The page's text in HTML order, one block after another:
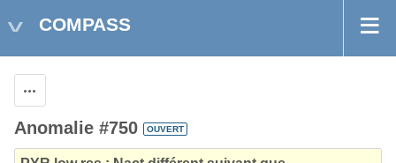
COMPASS
Anomalie #750 OUVERT